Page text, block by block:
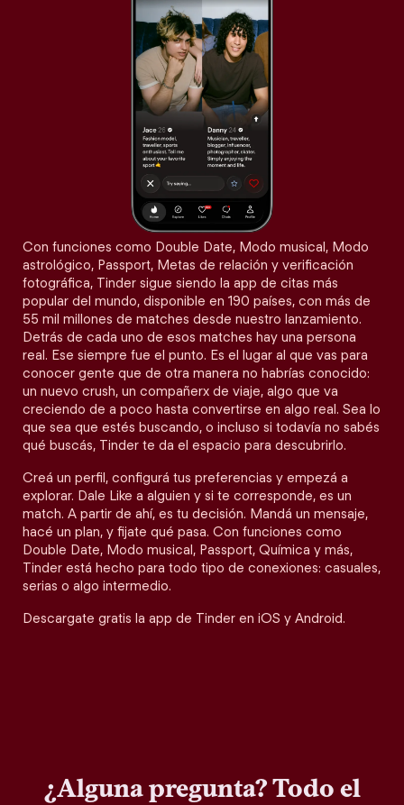
Con funciones como Double Date, Modo musical, Modo
astrológico, Passport, Metas de relación y verificación
fotográfica, Tinder sigue siendo la app de citas más
popular del mundo, disponible en 190 países, con más de
55 mil millones de matches desde nuestro lanzamiento.
Detrás de cada uno de esos matches hay una persona
real. Ese siempre fue el punto. Es el lugar al que vas para
conocer gente que de otra manera no habrías conocido:
un nuevo crush, un compañerx de viaje, algo que va
creciendo de a poco hasta convertirse en algo real. Sea lo
que sea que estés buscando, o incluso si todavía no sabés
qué buscás, Tinder te da el espacio para descubrirlo.
Creá un perfil, configurá tus preferencias y empezá a
explorar. Dale Like a alguien y si te corresponde, es un
match. A partir de ahí, es tu decisión. Mandá un mensaje,
hacé un plan, y fijate qué pasa. Con funciones como
Double Date, Modo musical, Passport, Química y más,
Tinder está hecho para todo tipo de conexiones: casuales,
serias o algo intermedio.
Descargate gratis la app de Tinder en iOS y Android.
¿Alguna pregunta? Todo el